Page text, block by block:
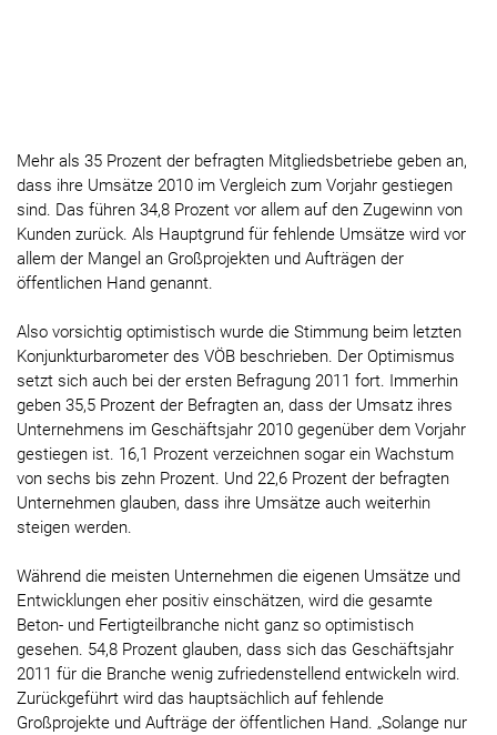
Mehr als 35 Prozent der befragten Mitgliedsbetriebe geben an,
dass ihre Umsätze 2010 im Vergleich zum Vorjahr gestiegen
sind. Das führen 34,8 Prozent vor allem auf den Zugewinn von
Kunden zurück. Als Hauptgrund für fehlende Umsätze wird vor
allem der Mangel an Großprojekten und Aufträgen der
öffentlichen Hand genannt.
Also vorsichtig optimistisch wurde die Stimmung beim letzten
Konjunkturbarometer des VÖB beschrieben. Der Optimismus
setzt sich auch bei der ersten Befragung 2011 fort. Immerhin
geben 35,5 Prozent der Befragten an, dass der Umsatz ihres
Unternehmens im Geschäftsjahr 2010 gegenüber dem Vorjahr
gestiegen ist. 16,1 Prozent verzeichnen sogar ein Wachstum
von sechs bis zehn Prozent. Und 22,6 Prozent der befragten
Unternehmen glauben, dass ihre Umsätze auch weiterhin
steigen werden.
Während die meisten Unternehmen die eigenen Umsätze und
Entwicklungen eher positiv einschätzen, wird die gesamte
Beton- und Fertigteilbranche nicht ganz so optimistisch
gesehen. 54,8 Prozent glauben, dass sich das Geschäftsjahr
2011 für die Branche wenig zufriedenstellend entwickeln wird.
Zurückgeführt wird das hauptsächlich auf fehlende
Großprojekte und Aufträge der öffentlichen Hand. „Solange nur